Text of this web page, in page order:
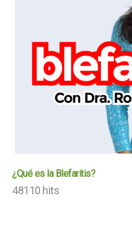
¿Qué es la Blefaritis?
48110 hits